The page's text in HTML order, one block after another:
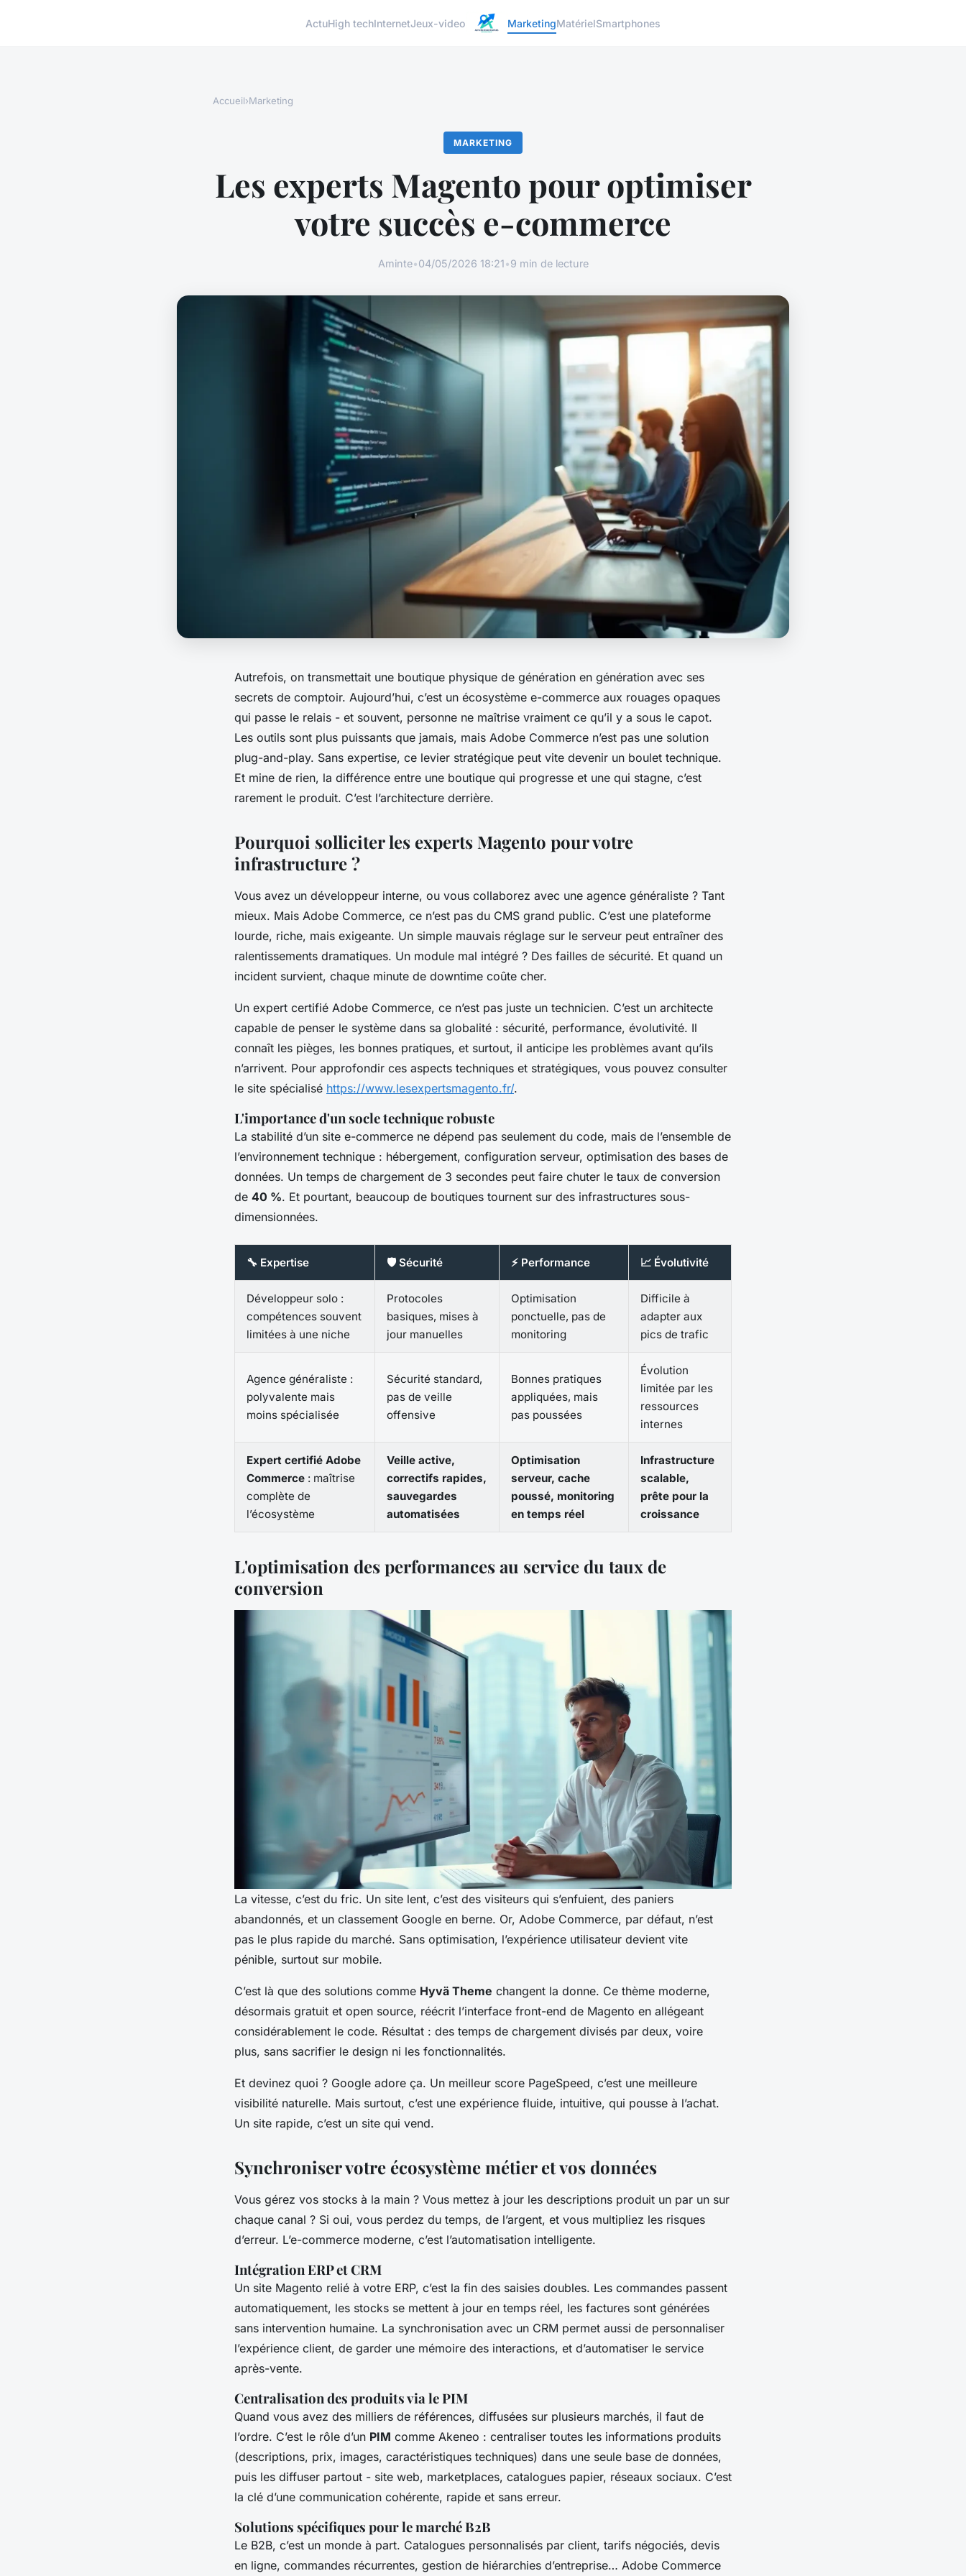
ActuHigh techInternetJeux-video MarketingMatérielSmartphones
Accueil›Marketing
MARKETING
Les experts Magento pour optimiser
votre succès e-commerce
Aminte•04/05/2026 18:21•9 min de lecture
Autrefois, on transmettait une boutique physique de génération en génération avec ses
secrets de comptoir. Aujourd’hui, c’est un écosystème e-commerce aux rouages opaques
qui passe le relais - et souvent, personne ne maîtrise vraiment ce qu’il y a sous le capot.
Les outils sont plus puissants que jamais, mais Adobe Commerce n’est pas une solution
plug-and-play. Sans expertise, ce levier stratégique peut vite devenir un boulet technique.
Et mine de rien, la différence entre une boutique qui progresse et une qui stagne, c’est
rarement le produit. C’est l’architecture derrière.
Pourquoi solliciter les experts Magento pour votre
infrastructure ?
Vous avez un développeur interne, ou vous collaborez avec une agence généraliste ? Tant
mieux. Mais Adobe Commerce, ce n’est pas du CMS grand public. C’est une plateforme
lourde, riche, mais exigeante. Un simple mauvais réglage sur le serveur peut entraîner des
ralentissements dramatiques. Un module mal intégré ? Des failles de sécurité. Et quand un
incident survient, chaque minute de downtime coûte cher.
Un expert certifié Adobe Commerce, ce n’est pas juste un technicien. C’est un architecte
capable de penser le système dans sa globalité : sécurité, performance, évolutivité. Il
connaît les pièges, les bonnes pratiques, et surtout, il anticipe les problèmes avant qu’ils
n’arrivent. Pour approfondir ces aspects techniques et stratégiques, vous pouvez consulter
le site spécialisé https://www.lesexpertsmagento.fr/.
L'importance d'un socle technique robuste
La stabilité d’un site e-commerce ne dépend pas seulement du code, mais de l’ensemble de
l’environnement technique : hébergement, configuration serveur, optimisation des bases de
données. Un temps de chargement de 3 secondes peut faire chuter le taux de conversion
de 40 %. Et pourtant, beaucoup de boutiques tournent sur des infrastructures sous-
dimensionnées.
🔧 Expertise 🛡️ Sécurité ⚡ Performance 📈 Évolutivité
Développeur solo :
compétences souvent
limitées à une niche
Protocoles
basiques, mises à
jour manuelles
Optimisation
ponctuelle, pas de
monitoring
Difficile à
adapter aux
pics de trafic
Agence généraliste :
polyvalente mais
moins spécialisée
Sécurité standard,
pas de veille
offensive
Bonnes pratiques
appliquées, mais
pas poussées
Évolution
limitée par les
ressources
internes
Expert certifié Adobe
Commerce : maîtrise
complète de
l’écosystème
Veille active,
correctifs rapides,
sauvegardes
automatisées
Optimisation
serveur, cache
poussé, monitoring
en temps réel
Infrastructure
scalable,
prête pour la
croissance
L'optimisation des performances au service du taux de
conversion
La vitesse, c’est du fric. Un site lent, c’est des visiteurs qui s’enfuient, des paniers
abandonnés, et un classement Google en berne. Or, Adobe Commerce, par défaut, n’est
pas le plus rapide du marché. Sans optimisation, l’expérience utilisateur devient vite
pénible, surtout sur mobile.
C’est là que des solutions comme Hyvä Theme changent la donne. Ce thème moderne,
désormais gratuit et open source, réécrit l’interface front-end de Magento en allégeant
considérablement le code. Résultat : des temps de chargement divisés par deux, voire
plus, sans sacrifier le design ni les fonctionnalités.
Et devinez quoi ? Google adore ça. Un meilleur score PageSpeed, c’est une meilleure
visibilité naturelle. Mais surtout, c’est une expérience fluide, intuitive, qui pousse à l’achat.
Un site rapide, c’est un site qui vend.
Synchroniser votre écosystème métier et vos données
Vous gérez vos stocks à la main ? Vous mettez à jour les descriptions produit un par un sur
chaque canal ? Si oui, vous perdez du temps, de l’argent, et vous multipliez les risques
d’erreur. L’e-commerce moderne, c’est l’automatisation intelligente.
Intégration ERP et CRM
Un site Magento relié à votre ERP, c’est la fin des saisies doubles. Les commandes passent
automatiquement, les stocks se mettent à jour en temps réel, les factures sont générées
sans intervention humaine. La synchronisation avec un CRM permet aussi de personnaliser
l’expérience client, de garder une mémoire des interactions, et d’automatiser le service
après-vente.
Centralisation des produits via le PIM
Quand vous avez des milliers de références, diffusées sur plusieurs marchés, il faut de
l’ordre. C’est le rôle d’un PIM comme Akeneo : centraliser toutes les informations produits
(descriptions, prix, images, caractéristiques techniques) dans une seule base de données,
puis les diffuser partout - site web, marketplaces, catalogues papier, réseaux sociaux. C’est
la clé d’une communication cohérente, rapide et sans erreur.
Solutions spécifiques pour le marché B2B
Le B2B, c’est un monde à part. Catalogues personnalisés par client, tarifs négociés, devis
en ligne, commandes récurrentes, gestion de hiérarchies d’entreprise… Adobe Commerce